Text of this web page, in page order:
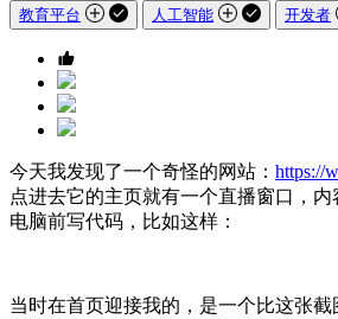
教育平台
人工智能 开发者
今天我发现了一个奇怪的网站： https://
点进去它的主页就有一个直播窗口，
电脑前写代码，比如这样：
当时在首页迎接我的，是一个比这张